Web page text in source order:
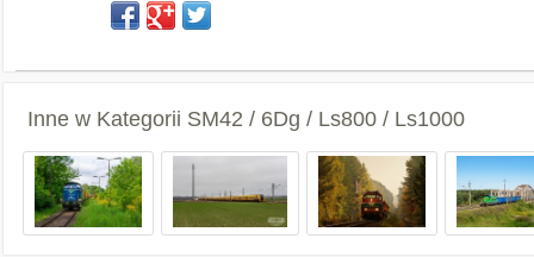
Inne w Kategorii SM42 / 6Dg / Ls800 / Ls1000